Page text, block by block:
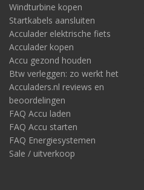
Windturbine kopen
Startkabels aansluiten
Acculader elektrische fiets
Acculader kopen
Accu gezond houden
Btw verleggen: zo werkt het
Acculaders.nl reviews en
beoordelingen
FAQ Accu laden
FAQ Accu starten
FAQ Energiesystemen
Sale / uitverkoop